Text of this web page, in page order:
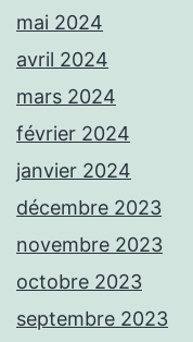
mai 2024
avril 2024
mars 2024
février 2024
janvier 2024
décembre 2023
novembre 2023
octobre 2023
septembre 2023